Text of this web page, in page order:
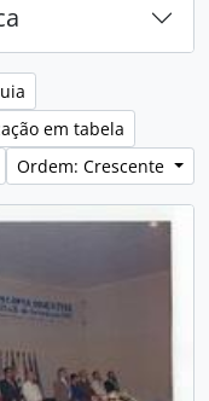
em tabela
Ordem: Crescente